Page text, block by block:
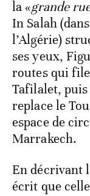
la «grande
In Salah
l’Algérie)
ses yeux,
routes qui
Tafilalet,
replace le
espace de
Marrakech.
En décrivant
écrit que